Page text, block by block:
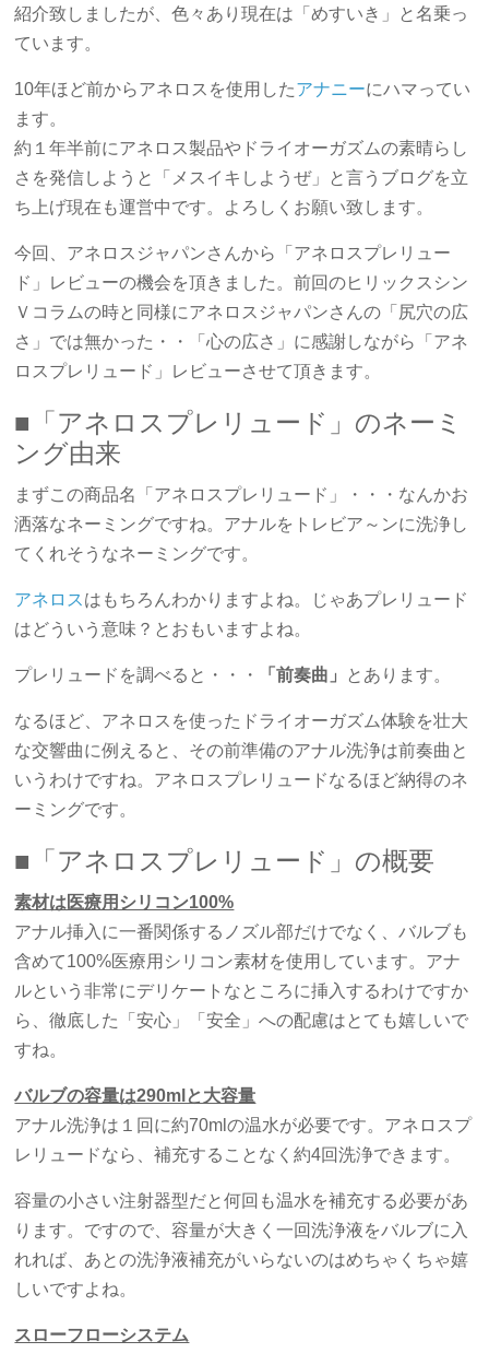
紹介致しましたが、色々あり現在は「めすいき」と名乗っ
ています。
10年ほど前からアネロスを使用したアナニーにハマってい
ます。
約１年半前にアネロス製品やドライオーガズムの素晴らし
さを発信しようと「メスイキしようぜ」と言うブログを立
ち上げ現在も運営中です。よろしくお願い致します。
今回、アネロスジャパンさんから「アネロスプレリュー
ド」レビューの機会を頂きました。前回のヒリックスシン
Ｖコラムの時と同様にアネロスジャパンさんの「尻穴の広
さ」では無かった・・「心の広さ」に感謝しながら「アネ
ロスプレリュード」レビューさせて頂きます。
■「アネロスプレリュード」のネーミ
ング由来
まずこの商品名「アネロスプレリュード」・・・なんかお
洒落なネーミングですね。アナルをトレビア～ンに洗浄し
てくれそうなネーミングです。
アネロスはもちろんわかりますよね。じゃあプレリュード
はどういう意味？とおもいますよね。
プレリュードを調べると・・・ 「前奏曲」 とあります。
なるほど、アネロスを使ったドライオーガズム体験を壮大
な交響曲に例えると、その前準備のアナル洗浄は前奏曲と
いうわけですね。アネロスプレリュードなるほど納得のネ
ーミングです。
■「アネロスプレリュード」の概要
素材は医療用シリコン100%
アナル挿入に一番関係するノズル部だけでなく、バルブも
含めて100%医療用シリコン素材を使用しています。アナ
ルという非常にデリケートなところに挿入するわけですか
ら、徹底した「安心」「安全」への配慮はとても嬉しいで
すね。
バルブの容量は290mlと大容量
アナル洗浄は１回に約70mlの温水が必要です。アネロスプ
レリュードなら、補充することなく約4回洗浄できます。
容量の小さい注射器型だと何回も温水を補充する必要があ
ります。ですので、容量が大きく一回洗浄液をバルブに入
れれば、あとの洗浄液補充がいらないのはめちゃくちゃ嬉
しいですよね。
スローフローシステム